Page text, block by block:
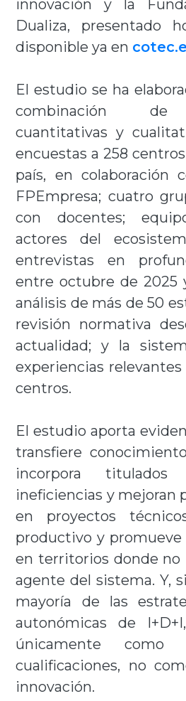
innovación y la
Dualiza, presentado
disponible ya en
El estudio se ha
combinación de
cuantitativas y
encuestas a 258
país, en colaboración
FPEmpresa; cuatro
con docentes;
actores del
entrevistas en
entre octubre de 2025
análisis de más de 50
revisión normativa
actualidad; y la
experiencias
centros.
El estudio aporta
transfiere
incorpora
ineficiencias y mejoran
en proyectos
productivo y promueve
en territorios donde no
agente del sistema. Y,
mayoría de las
autonómicas de
únicamente como
cualificaciones, no
innovación.